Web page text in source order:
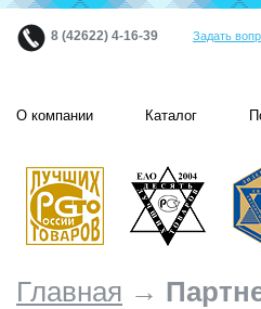
8 (42622) 4-16-39 Задать
О компании Каталог
Главная →